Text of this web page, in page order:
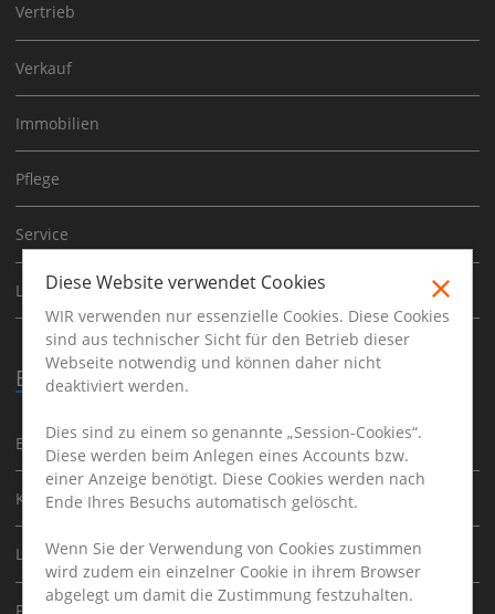
Vertrieb
Verkauf
Immobilien
Pflege
Service
Logistik
Beruf
Busfahrer
Kundenberater
Lokführer
Postbote
Diese Website verwendet Cookies
WIR verwenden nur essenzielle Cookies. Diese Cookies
sind aus technischer Sicht für den Betrieb dieser
Webseite notwendig und können daher nicht
deaktiviert werden.
Dies sind zu einem so genannte „Session-Cookies“.
Diese werden beim Anlegen eines Accounts bzw.
einer Anzeige benötigt. Diese Cookies werden nach
Ende Ihres Besuchs automatisch gelöscht.
Wenn Sie der Verwendung von Cookies zustimmen
wird zudem ein einzelner Cookie in ihrem Browser
abgelegt um damit die Zustimmung festzuhalten.